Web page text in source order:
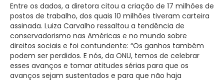
Entre os dados, a diretora citou a criação de 17 milhões de
postos de trabalho, dos quais 10 milhões tiveram carteira
assinada. Luiza Carvalho ressaltou a tendência de
conservadorismo nas Américas e no mundo sobre
direitos sociais e foi contundente: “Os ganhos também
podem ser perdidos. E nós, da ONU, temos de celebrar
esses avanços e tomar atitudes sérias para que os
avanços sejam sustentados e para que não haja